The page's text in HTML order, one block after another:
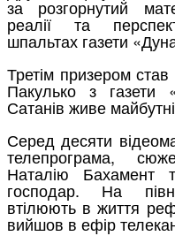
за розгорнутий
реалії та
шпальтах газети
Третім призером
Пакулько з газети
Сатанів живе
Серед десяти
телепрограма,
Наталію Бахамент
господар. На
втілюють в життя
вийшов в ефір